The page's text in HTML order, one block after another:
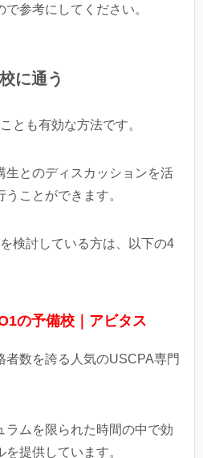
参考にしてください。
に通う
とも有効な方法です。
生とのディスカッションを活
ことができます。
検討している方は、以下の4
の予備校｜アビタス
者数を誇る人気のUSCPA専門
ラムを限られた時間の中で効
提供しています。